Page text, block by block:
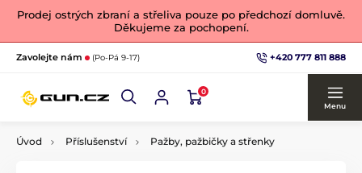
Prodej ostrých zbraní a střeliva pouze po předchozí domluvě.
Děkujeme za pochopení.
Zavolejte nám (Po-Pá 9-17) +420 777 811 888
0
Menu
Úvod Příslušenství Pažby, pažbičky a střenky